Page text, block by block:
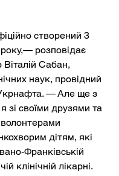
створений 3
розповідає
Сабан,
наук, провідний
— Але ще з
зі своїми друзями та
дітям, які
Франківській
клінічній лікарні.